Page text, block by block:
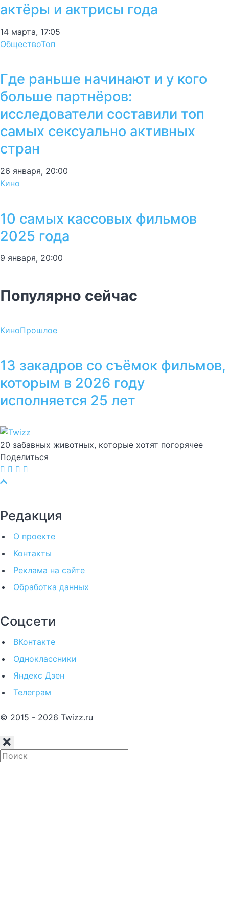
актёры и актрисы года
14 марта, 17:05
ОбществоТоп
Где раньше начинают и у кого
больше партнёров:
исследователи составили топ
самых сексуально активных
стран
26 января, 20:00
Кино
10 самых кассовых фильмов
2025 года
9 января, 20:00
Популярно сейчас
КиноПрошлое
13 закадров со съёмок фильмов,
которым в 2026 году
исполняется 25 лет
20 забавных животных, которые хотят погорячее
Поделиться
Редакция
О проекте
Контакты
Реклама на сайте
Обработка данных
Соцсети
ВКонтакте
Одноклассники
Яндекс Дзен
Телеграм
© 2015 - 2026 Twizz.ru